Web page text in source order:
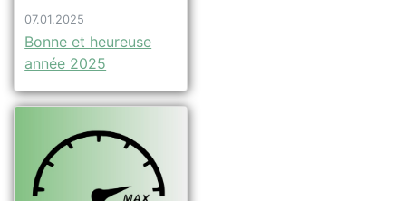
07.01.2025
Bonne et heureuse
année 2025